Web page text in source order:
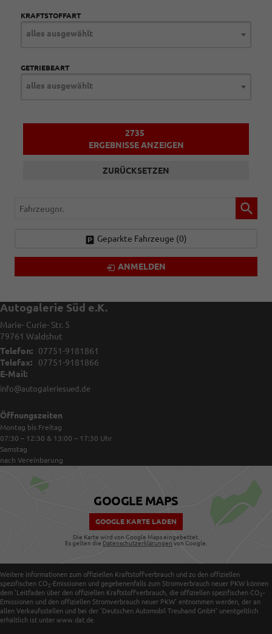
KRAFTSTOFFART
alles ausgewählt
GETRIEBEART
alles ausgewählt
2735
ERGEBNISSE ANZEIGEN
ZURÜCKSETZEN
Fahrzeugnr.
Geparkte Fahrzeuge (0)
ANMELDEN
Autogalerie Süd e.K.
Marie- Curie- Str. 5
79761 Waldshut
Telefon:
07751-9181861
Telefax:
07751-9181866
E-Mail:
info@autogaleriesued.de
Öffnungszeiten
Montag bis Freitag
07:30 – 12:30 & 13:00 – 17:30 Uhr
Samstag
nach Vereinbarung
GOOGLE MAPS
GOOGLE KARTE LADEN
Die Karte wird von Google Maps eingebettet.
Es gelten die Datenschutzerklärungen von Google.
Weitere Informationen zum offiziellen Kraftstoffverbrauch und zu den offiziellen
spezifischen CO 2-Emissionen und gegebenenfalls zum Stromverbrauch neuer PKW können
dem 'Leitfaden über den offiziellen Kraftstoffverbrauch, die offiziellen spezifischen CO 2-
Emissionen und den offiziellen Stromverbrauch neuer PKW' entnommen werden, der an
allen Verkaufsstellen und bei der 'Deutschen Automobil Treuhand GmbH' unentgeltlich
erhältlich ist unter www.dat.de.